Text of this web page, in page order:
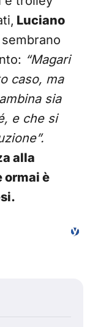
Luciano
“Magari
caso, ma
sia
e che si
alla
ormai è